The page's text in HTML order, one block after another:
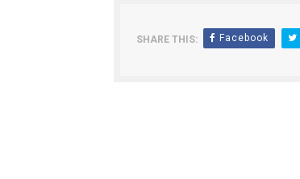
SHARE THIS: Facebook